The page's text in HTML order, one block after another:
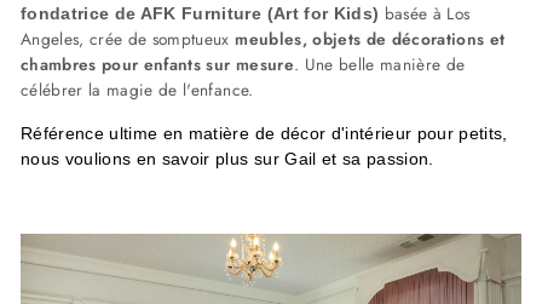
fondatrice de AFK Furniture (Art for Kids) basée à Los
Angeles, crée de somptueux meubles, objets de décorations et
chambres pour enfants sur mesure. Une belle manière de
célébrer la magie de l'enfance.
Référence ultime en matière de décor d'intérieur pour petits,
nous voulions en savoir plus sur Gail et sa passion.